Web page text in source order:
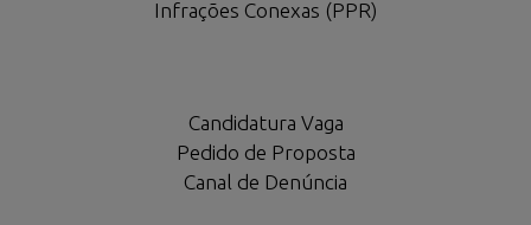
Infrações Conexas (PPR)
Candidatura Vaga
Pedido de Proposta
Canal de Denúncia